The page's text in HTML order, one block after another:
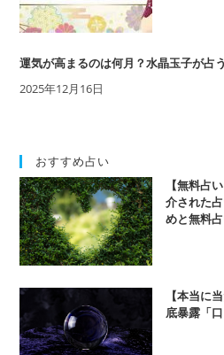
運気が高まるのは何月？水晶玉子が占
2025年12月16日
おすすめ占い
【無料占
介された
めと無料
【本当に
底暴露「